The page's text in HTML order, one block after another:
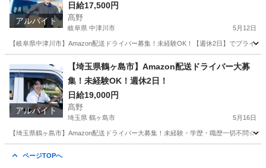
アルバイト
日給17,500円
髙野
岐阜県 中津川市 5月12日
【岐阜県中津川市】Amazon配送ドライバー募集！未経験OK！【週休2日】でプライ
ドライバー Amazon
アルバイト
【埼玉県鶴ヶ島市】Amazon配送ドライバー大募
集！未経験OK！週休2日！
日給19,000円
髙野
埼玉県 鶴ヶ島市 5月16日
【埼玉県鶴ヶ島市】Amazon配送ドライバー大募集！未経験・学歴・職歴一切不問☆
ページTOPへ